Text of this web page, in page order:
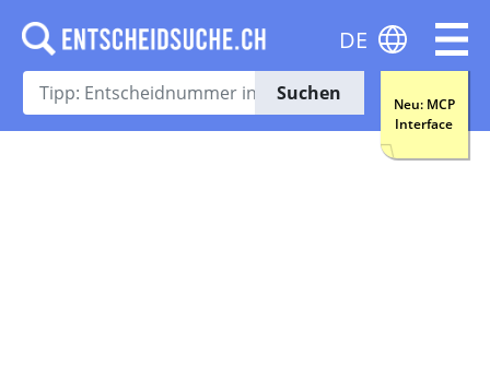
Suchen
Neu: MCP
Interface
DE